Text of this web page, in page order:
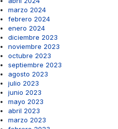
marzo 2024
febrero 2024
enero 2024
diciembre 2023
noviembre 2023
octubre 2023
septiembre 2023
agosto 2023
julio 2023
junio 2023
mayo 2023
abril 2023
marzo 2023